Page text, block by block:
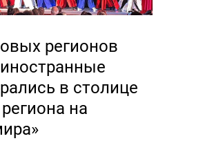
регионов
в столице
на